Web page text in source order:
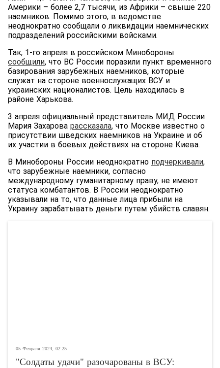
Америки – более 2,7 тысячи, из Африки – свыше 220
наемников. Помимо этого, в ведомстве
неоднократно сообщали о ликвидации наемнических
подразделений российскими войсками.
Так, 1-го апреля в российском Минобороны
сообщили, что ВС России поразили пункт временного
базирования зарубежных наемников, которые
служат на стороне военнослужащих ВСУ и
украинских националистов. Цель находилась в
районе Харькова.
3 апреля официальный представитель МИД России
Мария Захарова рассказала, что Москве известно о
присутствии шведских наемников на Украине и об
их участии в боевых действиях на стороне Киева.
В Минобороны России неоднократно подчеркивали,
что зарубежные наемники, согласно
международному гуманитарному праву, не имеют
статуса комбатантов. В России неоднократно
указывали на то, что данные лица прибыли на
Украину зарабатывать деньги путем убийств славян.
05 Февраля 2024, 02:25
"Солдаты удачи" разочарованы в ВСУ: